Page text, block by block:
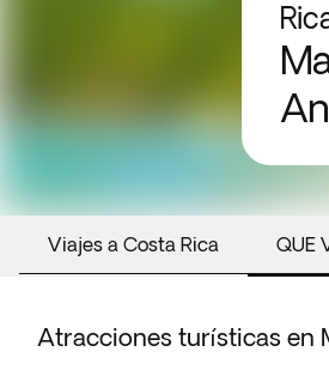
Viajes a Costa Rica QUE
Atracciones turísticas en